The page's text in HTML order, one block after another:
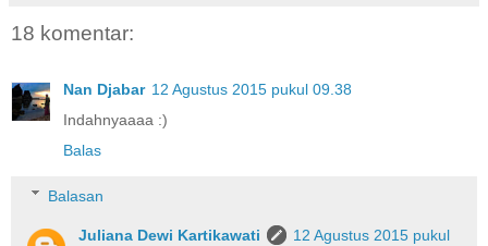
18 komentar:
Nan Djabar 12 Agustus 2015 pukul 09.38
Indahnyaaaa :)
Balas
Balasan
Juliana Dewi Kartikawati
12 Agustus 2015 pukul